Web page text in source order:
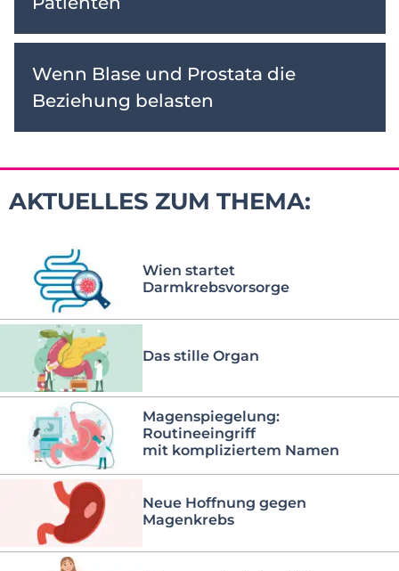
Wenn Blase und Prostata die
Beziehung belasten
AKTUELLES ZUM THEMA:
Wien startet
Darmkrebsvorsorge
Das stille Organ
Magenspiegelung:
Routineeingriff
mit kompliziertem Namen
Neue Hoffnung gegen
Magenkrebs